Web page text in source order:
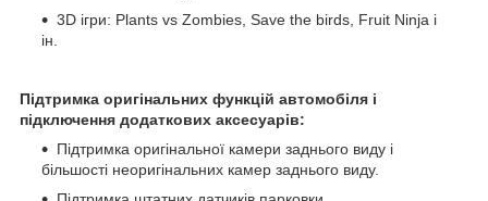
3D ігри: Plants vs Zombies, Save the birds, Fruit Ninja і
ін.
Підтримка оригінальних функцій автомобіля і
підключення додаткових аксесуарів:
Підтримка оригінальної камери заднього виду і
більшості неоригінальних камер заднього виду.